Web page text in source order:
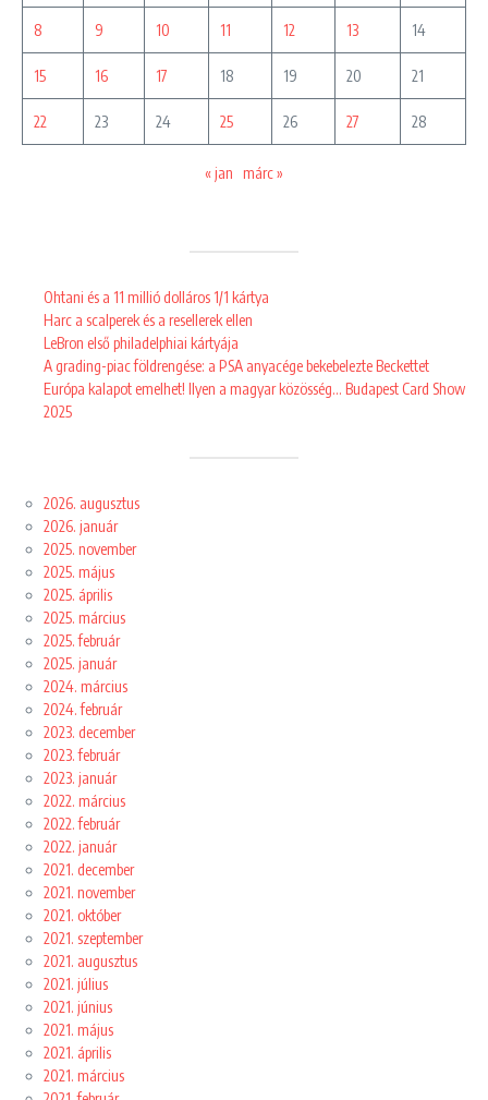
8 9 10 11 12 13 14
15 16 17 18 19 20 21
22 23 24 25 26 27 28
« jan márc »
Ohtani és a 11 millió dolláros 1/1 kártya
Harc a scalperek és a resellerek ellen
LeBron első philadelphiai kártyája
A grading-piac földrengése: a PSA anyacége bekebelezte Beckettet
Európa kalapot emelhet! Ilyen a magyar közösség… Budapest Card Show
2025
2026. augusztus
2026. január
2025. november
2025. május
2025. április
2025. március
2025. február
2025. január
2024. március
2024. február
2023. december
2023. február
2023. január
2022. március
2022. február
2022. január
2021. december
2021. november
2021. október
2021. szeptember
2021. augusztus
2021. július
2021. június
2021. május
2021. április
2021. március